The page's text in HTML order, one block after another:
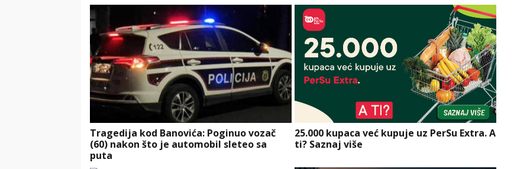
Tragedija kod Banovića: Poginuo vozač
(60) nakon što je automobil sleteo sa
puta
25.000 kupaca već kupuje uz PerSu Extra. A
ti? Saznaj više